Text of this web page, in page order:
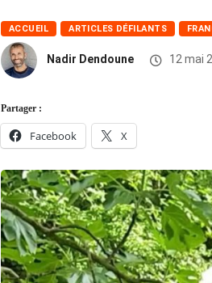
ACCUEIL ARTICLES DÉFILANTS
Nadir Dendoune 12 mai
Partager :
Facebook X